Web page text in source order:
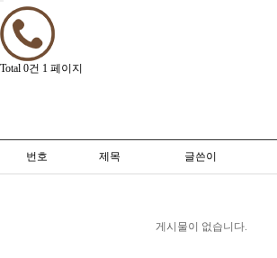
Total 0건 1 페이지
번호 제목 글쓴이
게시물이 없습니다.